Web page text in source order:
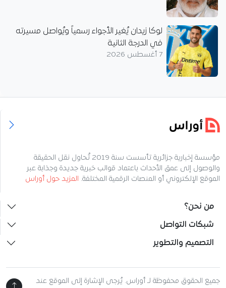
لوكا زيدان يُغير الأجواء رسمياً ويُواصل مسيرته
في الدرجة الثانية
7 أغسطس 2026
مؤسسة إخبارية جزائرية تأسست سنة 2019 تُحاول نقل الحقيقة
والوصول إلى عمق الأحداث باعتماد قوالب خبرية جديدة وجذابة عبر
الموقع الإلكتروني أو المنصات الرقمية المختلفة. المزيد حول أوراس
من نحن؟
شبكات التواصل
التصميم والتطوير
جميع الحقوق محفوظة لـ أوراس. يُرجى الإشارة إلى الموقع عند